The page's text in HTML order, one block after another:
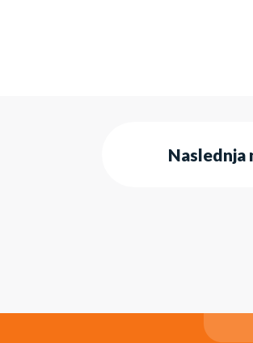
Naslednja